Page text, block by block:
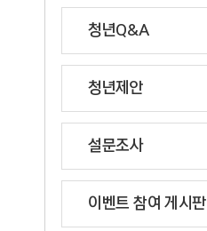
청년Q&A
청년제안
설문조사
이벤트 참여 게시판